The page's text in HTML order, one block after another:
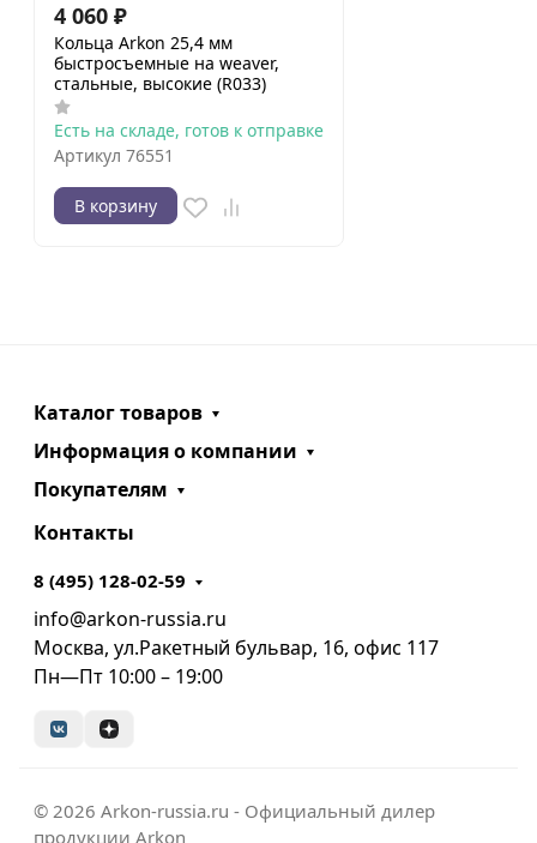
4 060 ₽
Кольца Arkon 25,4 мм
быстросъемные на weaver,
стальные, высокие (R033)
Есть на складе, готов к отправке
Артикул 76551
В корзину
Каталог товаров
Информация о компании
Покупателям
Контакты
8 (495) 128-02-59
info@arkon-russia.ru
Москва, ул.Ракетный бульвар, 16, офис 117
Пн—Пт 10:00 – 19:00
© 2026 Arkon-russia.ru - Официальный дилер
продукции Arkon